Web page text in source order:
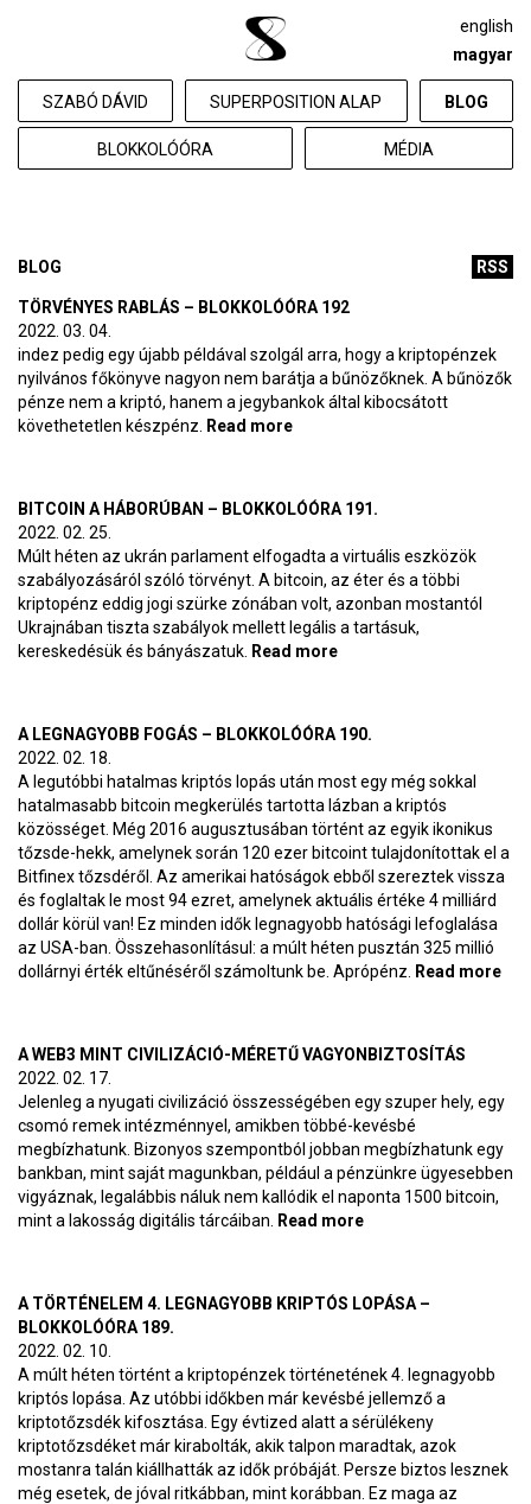
SZABÓ DÁVID SUPERPOSITION ALAP BLOG
BLOKKOLÓÓRA MÉDIA
english
magyar
RSS
BLOG
TÖRVÉNYES RABLÁS – BLOKKOLÓÓRA 192
2022. 03. 04.
indez pedig egy újabb példával szolgál arra, hogy a kriptopénzek
nyilvános főkönyve nagyon nem barátja a bűnözőknek. A bűnözők
pénze nem a kriptó, hanem a jegybankok által kibocsátott
követhetetlen készpénz.
Read more
BITCOIN A HÁBORÚBAN – BLOKKOLÓÓRA 191.
2022. 02. 25.
Múlt héten az ukrán parlament elfogadta a virtuális eszközök
szabályozásáról szóló törvényt. A bitcoin, az éter és a többi
kriptopénz eddig jogi szürke zónában volt, azonban mostantól
Ukrajnában tiszta szabályok mellett legális a tartásuk,
kereskedésük és bányászatuk. Read more
A LEGNAGYOBB FOGÁS – BLOKKOLÓÓRA 190.
2022. 02. 18.
A legutóbbi hatalmas kriptós lopás után most egy még sokkal
hatalmasabb bitcoin megkerülés tartotta lázban a kriptós
közösséget. Még 2016 augusztusában történt az egyik ikonikus
tőzsde-hekk, amelynek során 120 ezer bitcoint tulajdonítottak el a
Bitfinex tőzsdéről. Az amerikai hatóságok ebből szereztek vissza
és foglaltak le most 94 ezret, amelynek aktuális értéke 4 milliárd
dollár körül van! Ez minden idők legnagyobb hatósági lefoglalása
az USA-ban. Összehasonlításul: a múlt héten pusztán 325 millió
dollárnyi érték eltűnéséről számoltunk be. Aprópénz.
Read more
A WEB3 MINT CIVILIZÁCIÓ-MÉRETŰ VAGYONBIZTOSÍTÁS
2022. 02. 17.
Jelenleg a nyugati civilizáció összességében egy szuper hely, egy
csomó remek intézménnyel, amikben többé-kevésbé
megbízhatunk. Bizonyos szempontból jobban megbízhatunk egy
bankban, mint saját magunkban, például a pénzünkre ügyesebben
vigyáznak, legalábbis náluk nem kallódik el naponta 1500 bitcoin,
mint a lakosság digitális tárcáiban.
Read more
A TÖRTÉNELEM 4. LEGNAGYOBB KRIPTÓS LOPÁSA –
BLOKKOLÓÓRA 189.
2022. 02. 10.
A múlt héten történt a kriptopénzek történetének 4. legnagyobb
kriptós lopása. Az utóbbi időkben már kevésbé jellemző a
kriptotőzsdék kifosztása. Egy évtized alatt a sérülékeny
kriptotőzsdéket már kirabolták, akik talpon maradtak, azok
mostanra talán kiállhatták az idők próbáját. Persze biztos lesznek
még esetek, de jóval ritkábban, mint korábban. Ez maga az